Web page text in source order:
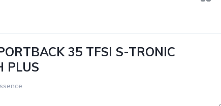
35 TFSI S-TRONIC
PLUS